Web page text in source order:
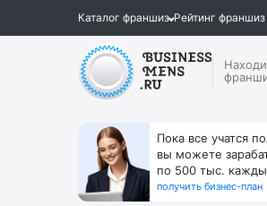
Каталог франшиз Рейтинг франшиз
Пока все учатся
вы можете
по 500 тыс.
получить бизнес-план